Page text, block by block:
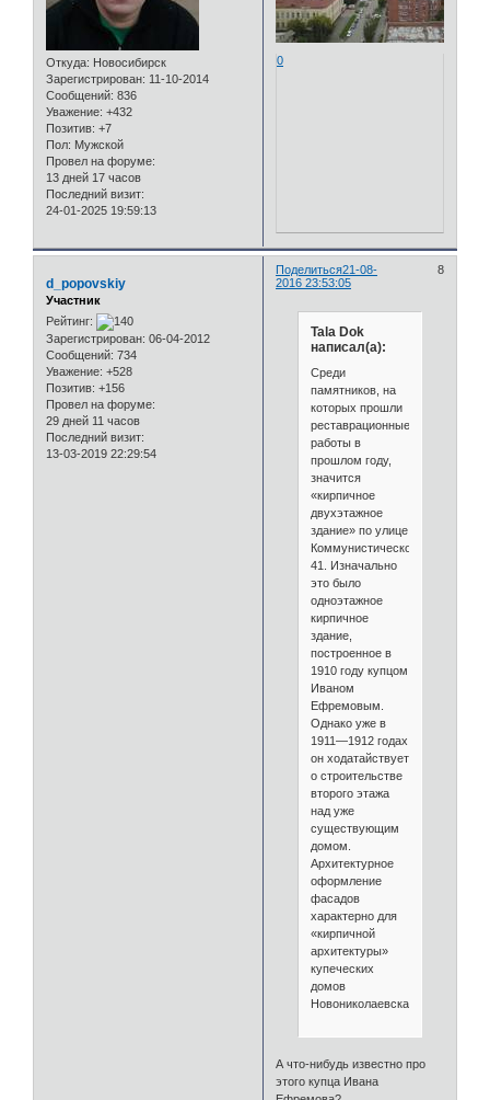
Откуда: Новосибирск
Зарегистрирован: 11-10-2014
Сообщений: 836
Уважение: +432
Позитив: +7
Пол: Мужской
Провел на форуме:
13 дней 17 часов
Последний визит:
24-01-2025 19:59:13
0
Поделиться 8
21-08-
2016 23:53:05
d_popovskiy
Участник
Рейтинг:
Зарегистрирован: 06-04-2012
Сообщений: 734
Уважение: +528
Позитив: +156
Провел на форуме:
29 дней 11 часов
Последний визит:
13-03-2019 22:29:54
Tala Dok
написал(а):
Среди
памятников, на
которых прошли
реставрационные
работы в
прошлом году,
значится
«кирпичное
двухэтажное
здание» по улице
Коммунистической,
41. Изначально
это было
одноэтажное
кирпичное
здание,
построенное в
1910 году купцом
Иваном
Ефремовым.
Однако уже в
1911—1912 годах
он ходатайствует
о строительстве
второго этажа
над уже
существующим
домом.
Архитектурное
оформление
фасадов
характерно для
«кирпичной
архитектуры»
купеческих
домов
Новониколаевска.
А что-нибудь известно про
этого купца Ивана